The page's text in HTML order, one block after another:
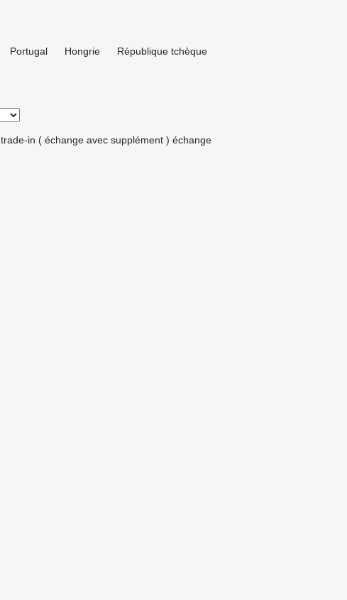
Portugal Hongrie
République tchèque
trade-in ( échange avec supplément ) échange